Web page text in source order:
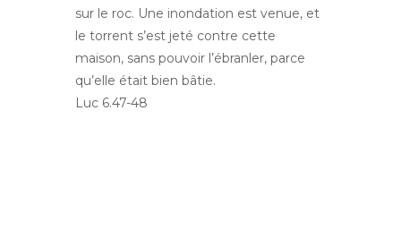
sur le roc. Une inondation est venue, et
le torrent s’est jeté contre cette
maison, sans pouvoir l’ébranler, parce
qu’elle était bien bâtie.
Luc 6.47-48